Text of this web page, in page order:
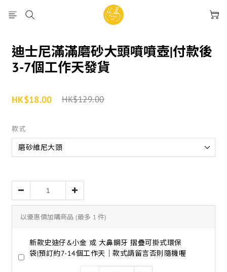
迪士尼滿滿磨砂大頭噴噴壺|付款後
3-7個工作天發貨
HK$18.00 HK$129.00
款式
以優惠價加購商品 (最多 1 件)
新款史迪仔&小金 或 大鼻鋼牙 摺疊可掛式環保
袋|預訂約7-14個工作天｜款式請留言否則隨機喔